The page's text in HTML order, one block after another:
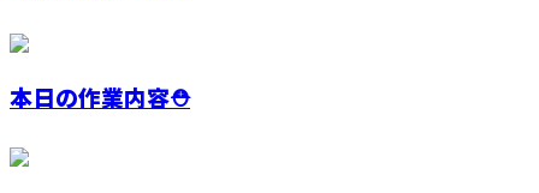
本日の作業内容⛑️